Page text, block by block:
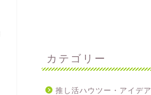
カテゴリー
推し活ハウツー・アイデア